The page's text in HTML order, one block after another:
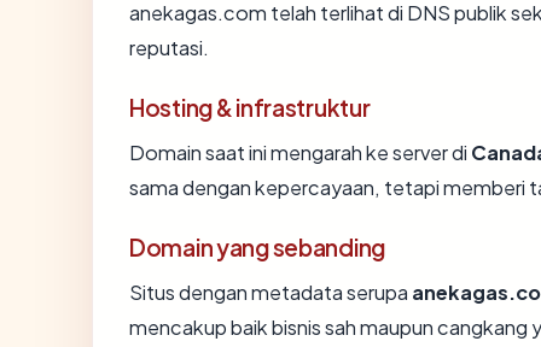
anekagas.com telah terlihat di DNS publik
reputasi.
Hosting & infrastruktur
Domain saat ini mengarah ke server di
sama dengan kepercayaan, tetapi memberi
Domain yang sebanding
Situs dengan metadata serupa
mencakup baik bisnis sah maupun cangkang